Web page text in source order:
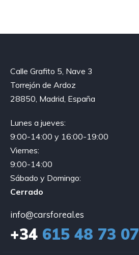
Calle Grafito 5, Nave 3
Torrejón de Ardoz
28850, Madrid, España
Lunes a jueves:
9:00-14:00 y 16:00-19:00
Viernes:
9:00-14:00
Sábado y Domingo:
Cerrado
info@carsforeal.es
+34 615 48 73 07